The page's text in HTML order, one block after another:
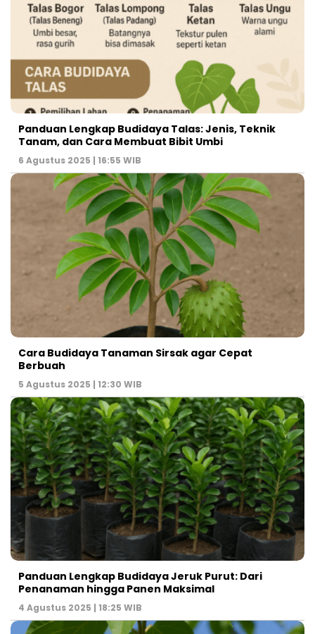
Panduan Lengkap Budidaya Talas: Jenis, Teknik
Tanam, dan Cara Membuat Bibit Umbi
6 Agustus 2025 | 16:55 WIB
Cara Budidaya Tanaman Sirsak agar Cepat
Berbuah
5 Agustus 2025 | 12:30 WIB
Panduan Lengkap Budidaya Jeruk Purut: Dari
Penanaman hingga Panen Maksimal
4 Agustus 2025 | 18:25 WIB